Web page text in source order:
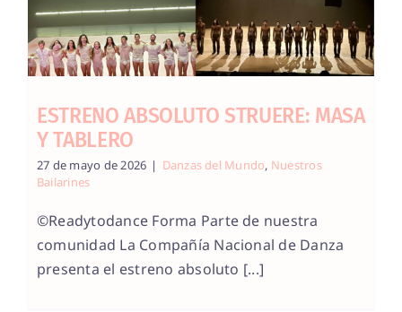
ESTRENO ABSOLUTO STRUERE: MASA
Y TABLERO
27 de mayo de 2026 | Danzas del Mundo, Nuestros
Bailarines
©Readytodance Forma Parte de nuestra
comunidad La Compañía Nacional de Danza
presenta el estreno absoluto [...]